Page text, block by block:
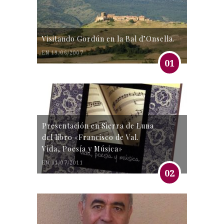
Visitando Gordún en la Bal d’Onsella.
EN 19/06/2007
01
Presentación en Sierra de Luna
del libro «Francisco de Val.
Vida, Poesía y Música»
EN 31/07/2011
02